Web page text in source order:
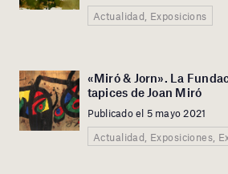
Actualidad, Exposicions
«Miró & Jorn». La
tapices de Joan Miró
Publicado el 5 mayo 2021
Actualidad, Exposiciones,